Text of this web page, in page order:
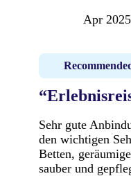
Apr 2025
Sehr gute
den wichtigen
Betten,
sauber und